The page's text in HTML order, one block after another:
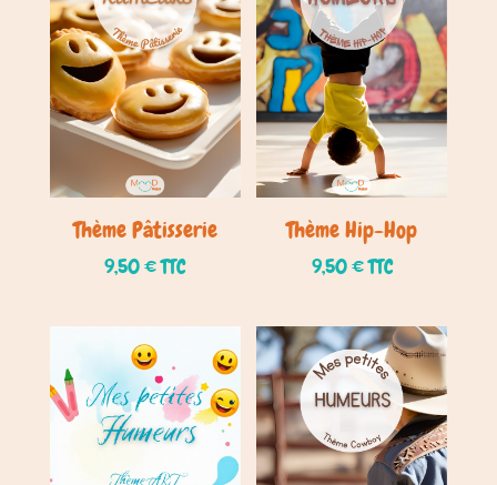
Thème Pâtisserie
9,50€TTC
Thème Hip-Hop
9,50€TTC